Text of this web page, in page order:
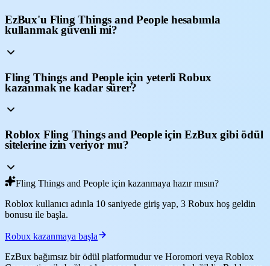
EzBux'u Fling Things and People hesabımla
kullanmak güvenli mi?
Fling Things and People için yeterli Robux
kazanmak ne kadar sürer?
Roblox Fling Things and People için EzBux gibi ödül
sitelerine izin veriyor mu?
Fling Things and People için kazanmaya hazır mısın?
Roblox kullanıcı adınla 10 saniyede giriş yap, 3 Robux hoş geldin
bonusu ile başla.
Robux kazanmaya başla
EzBux bağımsız bir ödül platformudur ve Horomori veya Roblox